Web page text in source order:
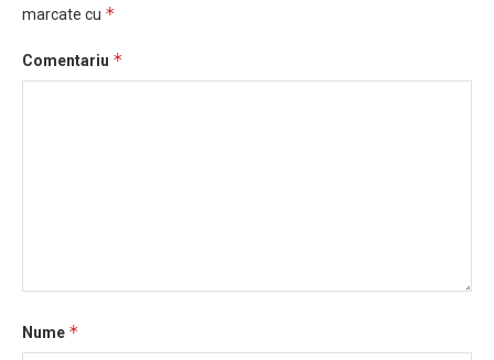
marcate cu *
Comentariu *
Nume *